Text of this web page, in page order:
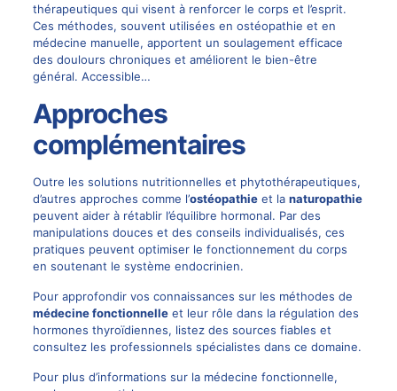
thérapeutiques qui visent à renforcer le corps et l’esprit.
Ces méthodes, souvent utilisées en ostéopathie et en
médecine manuelle, apportent un soulagement efficace
des doulours chroniques et améliorent le bien-être
général. Accessible…
Approches
complémentaires
Outre les solutions nutritionnelles et phytothérapeutiques,
d’autres approches comme l’ostéopathieet la naturopathie
peuvent aider à rétablir l’équilibre hormonal. Par des
manipulations douces et des conseils individualisés, ces
pratiques peuvent optimiser le fonctionnement du corps
en soutenant le système endocrinien.
Pour approfondir vos connaissances sur les méthodes de
médecine fonctionnelleet leur rôle dans la régulation des
hormones thyroïdiennes, listez des sources fiables et
consultez les professionnels spécialistes dans ce domaine.
Pour plus d’informations sur la médecine fonctionnelle,